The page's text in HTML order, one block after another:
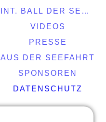
INT. BALL DER SEEFAHRT 2022
VIDEOS
PRESSE
AUS DER SEEFAHRT
SPONSOREN
DATENSCHUTZ